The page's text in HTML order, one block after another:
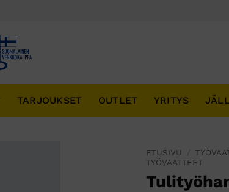
TARJOUKSET OUTLET YRITYS
ETUSIVU
TYÖVAATTEET